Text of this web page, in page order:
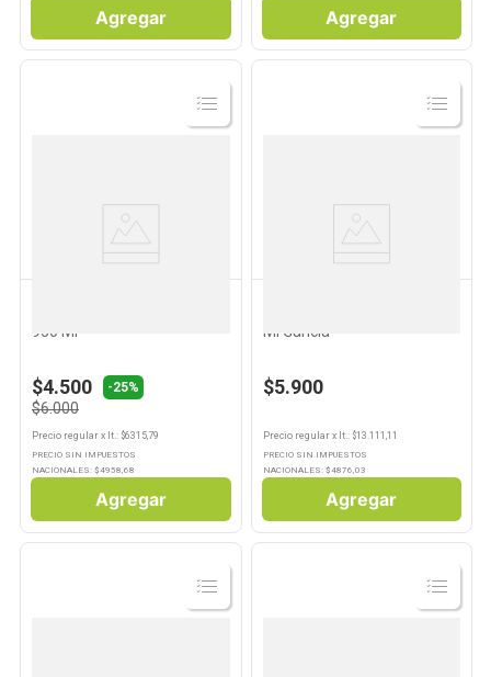
Agregar Agregar
Ver
Producto
950 Ml
$4.500 -25%
$6.000
Precio regular x lt. : $6315,79
PRECIO SIN IMPUESTOS
NACIONALES: $4958,68
Agregar
Ver
Producto
Ml Gancia
$5.900
Precio regularx lt. : $13.111,11
PRECIO SIN IMPUESTOS
NACIONALES: $4876,03
Agregar